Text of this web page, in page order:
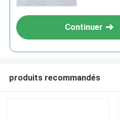
Continuer
produits recommandés